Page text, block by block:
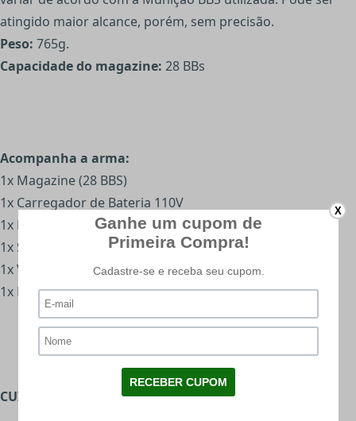
atingido maior alcance, porém, sem precisão.
Peso: 765g.
Capacidade do magazine: 28 BBs
Acompanha a arma:
1x Magazine (28 BBS)
1x Carregador de Bateria 110V
1x Bateria 7.2v 500 mAh
1x Speedloader
1x Vareta de limpeza
1x Manual de garantia e uso.
CUIDADOS COM AIRSOFT:
X